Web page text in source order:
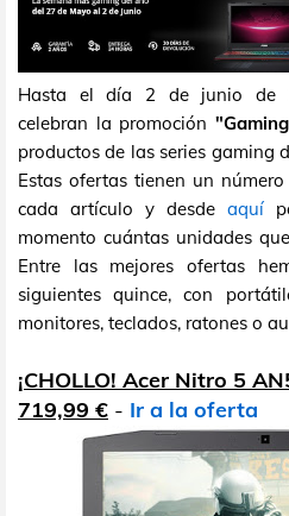
Hasta el día 2 de junio de
celebran la promoción
productos de las series gaming
Estas ofertas tienen un
cada artículo y desde aquí
momento cuántas unidades
Entre las mejores ofertas
siguientes quince, con
monitores, teclados, ratones o
¡CHOLLO! Acer Nitro 5
719,99 € - Ir a la oferta